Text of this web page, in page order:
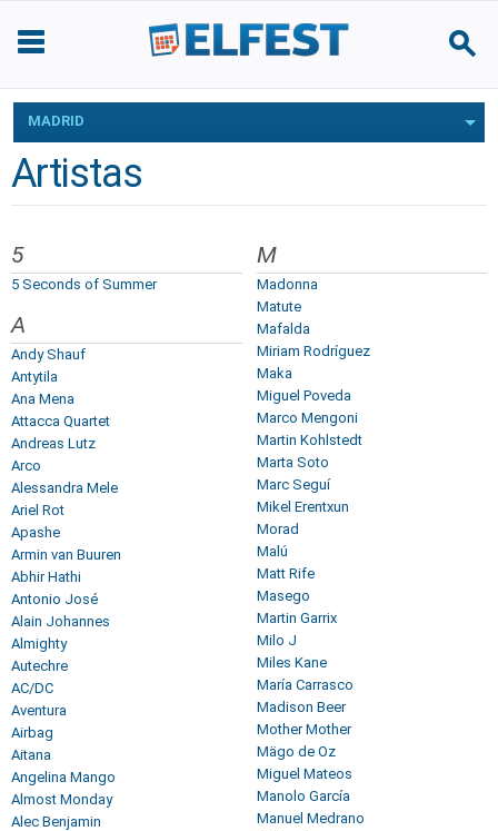
MADRID
Artistas
5
5 Seconds of Summer
A
Andy Shauf
Antytila
Ana Mena
Attacca Quartet
Andreas Lutz
Arco
Alessandra Mele
Ariel Rot
Apashe
Armin van Buuren
Abhir Hathi
Antonio José
Alain Johannes
Almighty
Autechre
AC/DC
Aventura
Airbag
Aitana
Angelina Mango
Almost Monday
Alec Benjamin
M
Madonna
Matute
Mafalda
Miriam Rodríguez
Maka
Miguel Poveda
Marco Mengoni
Martin Kohlstedt
Marta Soto
Marc Seguí
Mikel Erentxun
Morad
Malú
Matt Rife
Masego
Martin Garrix
Milo J
Miles Kane
María Carrasco
Madison Beer
Mother Mother
Mägo de Oz
Miguel Mateos
Manolo García
Manuel Medrano